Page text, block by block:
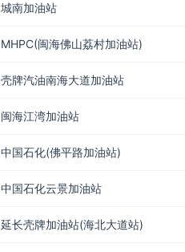
城南加油站
MHPC(闽海佛山荔村加油站)
壳牌汽油南海大道加油站
闽海江湾加油站
中国石化(佛平路加油站)
中国石化云景加油站
延长壳牌加油站(海北大道站)